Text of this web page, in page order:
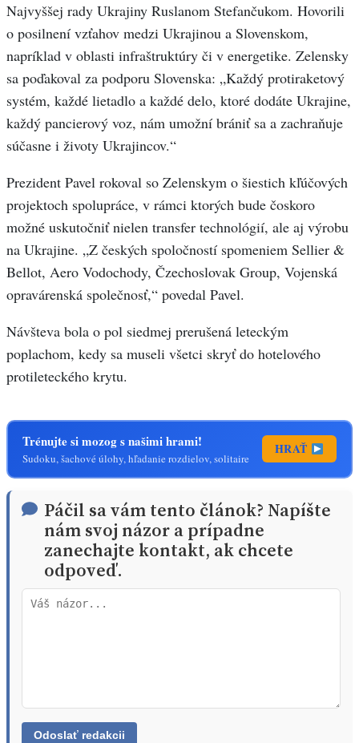
Najvyššej rady Ukrajiny Ruslanom Stefančukom. Hovorili
o posilnení vzťahov medzi Ukrajinou a Slovenskom,
napríklad v oblasti infraštruktúry či v energetike. Zelensky
sa poďakoval za podporu Slovenska: „Každý protiraketový
systém, každé lietadlo a každé delo, ktoré dodáte Ukrajine,
každý pancierový voz, nám umožní brániť sa a zachraňuje
súčasne i životy Ukrajincov.“
Prezident Pavel rokoval so Zelenskym o šiestich kľúčových
projektoch spolupráce, v rámci ktorých bude čoskoro
možné uskutočniť nielen transfer technológií, ale aj výrobu
na Ukrajine. „Z českých spoločností spomeniem Sellier &
Bellot, Aero Vodochody, Čzechoslovak Group, Vojenská
opravárenská společnosť,“ povedal Pavel.
Návšteva bola o pol siedmej prerušená leteckým
poplachom, kedy sa museli všetci skryť do hotelového
protileteckého krytu.
Trénujte si mozog s našimi hrami!
Sudoku, šachové úlohy, hľadanie rozdielov, solitaire
HRAŤ
Páčil sa vám tento článok? Napíšte
nám svoj názor a prípadne
zanechajte kontakt, ak chcete
odpoveď.